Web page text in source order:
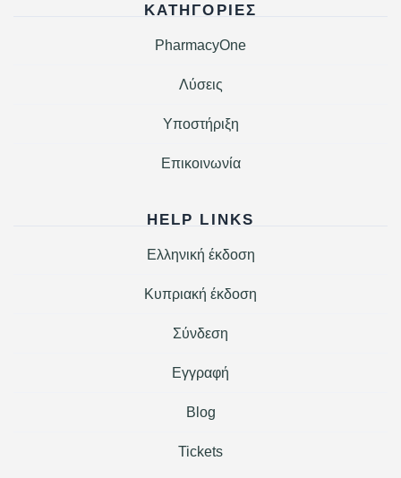
ΚΑΤΗΓΟΡΊΕΣ
PharmacyOne
Λύσεις
Υποστήριξη
Επικοινωνία
HELP LINKS
Ελληνική έκδοση
Κυπριακή έκδοση
Σύνδεση
Εγγραφή
Blog
Tickets